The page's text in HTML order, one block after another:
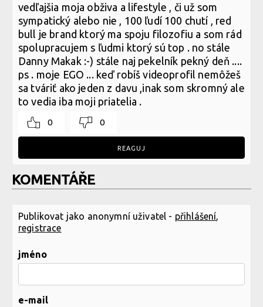
vedľajšia moja obživa a lifestyle , či už som
sympatický alebo nie , 100 ľudí 100 chutí , red
bull je brand ktorý ma spoju filozofiu a som rád
spolupracujem s ľudmi ktorý sú top . no stále
Danny Makak :-) stále naj pekelník pekný deň ....
ps . moje EGO ... keď robíš videoprofil nemôžeš
sa tváriť ako jeden z davu ,inak som skromný ale
to vedia iba moji priatelia .
0 0
REAGUJ
KOMENTÁŘE
Publikovat jako anonymní uživatel - přihlášení
registrace
jméno
e-mail